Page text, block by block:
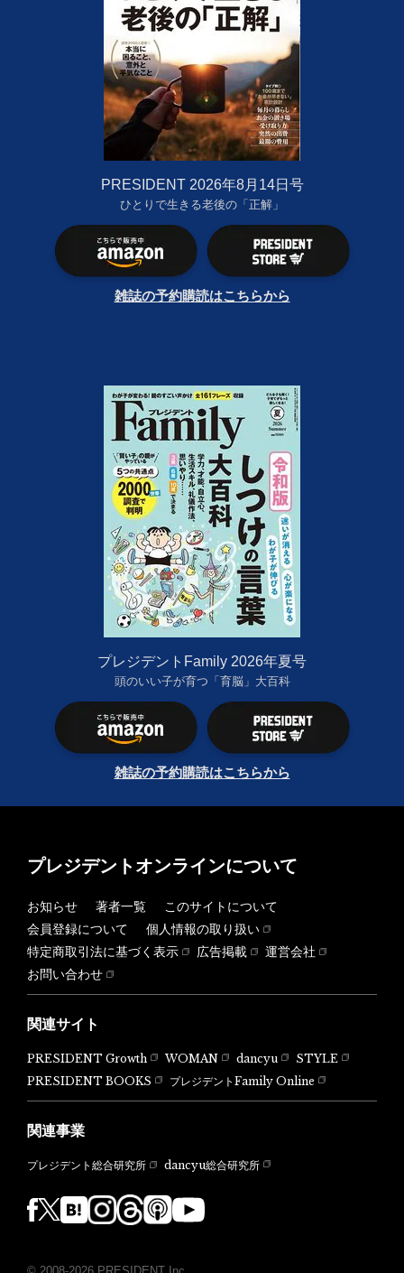
PRESIDENT 2026年8月14日号
ひとりで生きる老後の「正解」
雑誌の予約購読はこちらから
プレジデントFamily 2026年夏号
頭のいい子が育つ「育脳」大百科
雑誌の予約購読はこちらから
プレジデントオンラインについて
お知らせ 著者一覧
このサイトについて
会員登録について
個人情報の取り扱い
特定商取引法に基づく表示
広告掲載
運営会社
お問い合わせ
関連サイト
PRESIDENT Growth WOMAN dancyu
STYLE
PRESIDENT BOOKS
プレジデントFamily Online
関連事業
プレジデント総合研究所 dancyu総合研究所